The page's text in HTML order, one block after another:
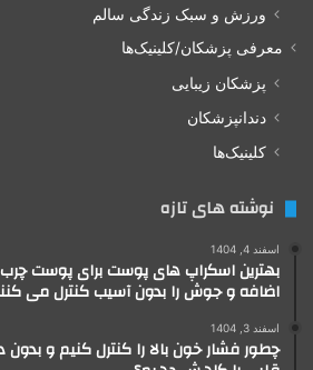
ورزش و سبک زندگی سالم
معرفی پزشکان/کلینیک‌ها
پزشکان زیبایی
دندانپزشکان
کلینیک‌ها
نوشته های تازه
اسفند 4, 1404
بهترین اسکراپ های پوست برای پوست
اضافه و جوش را بدون آسیب کنترل می
اسفند 3, 1404
چطور فشار خون بالا را کنترل کنیم و